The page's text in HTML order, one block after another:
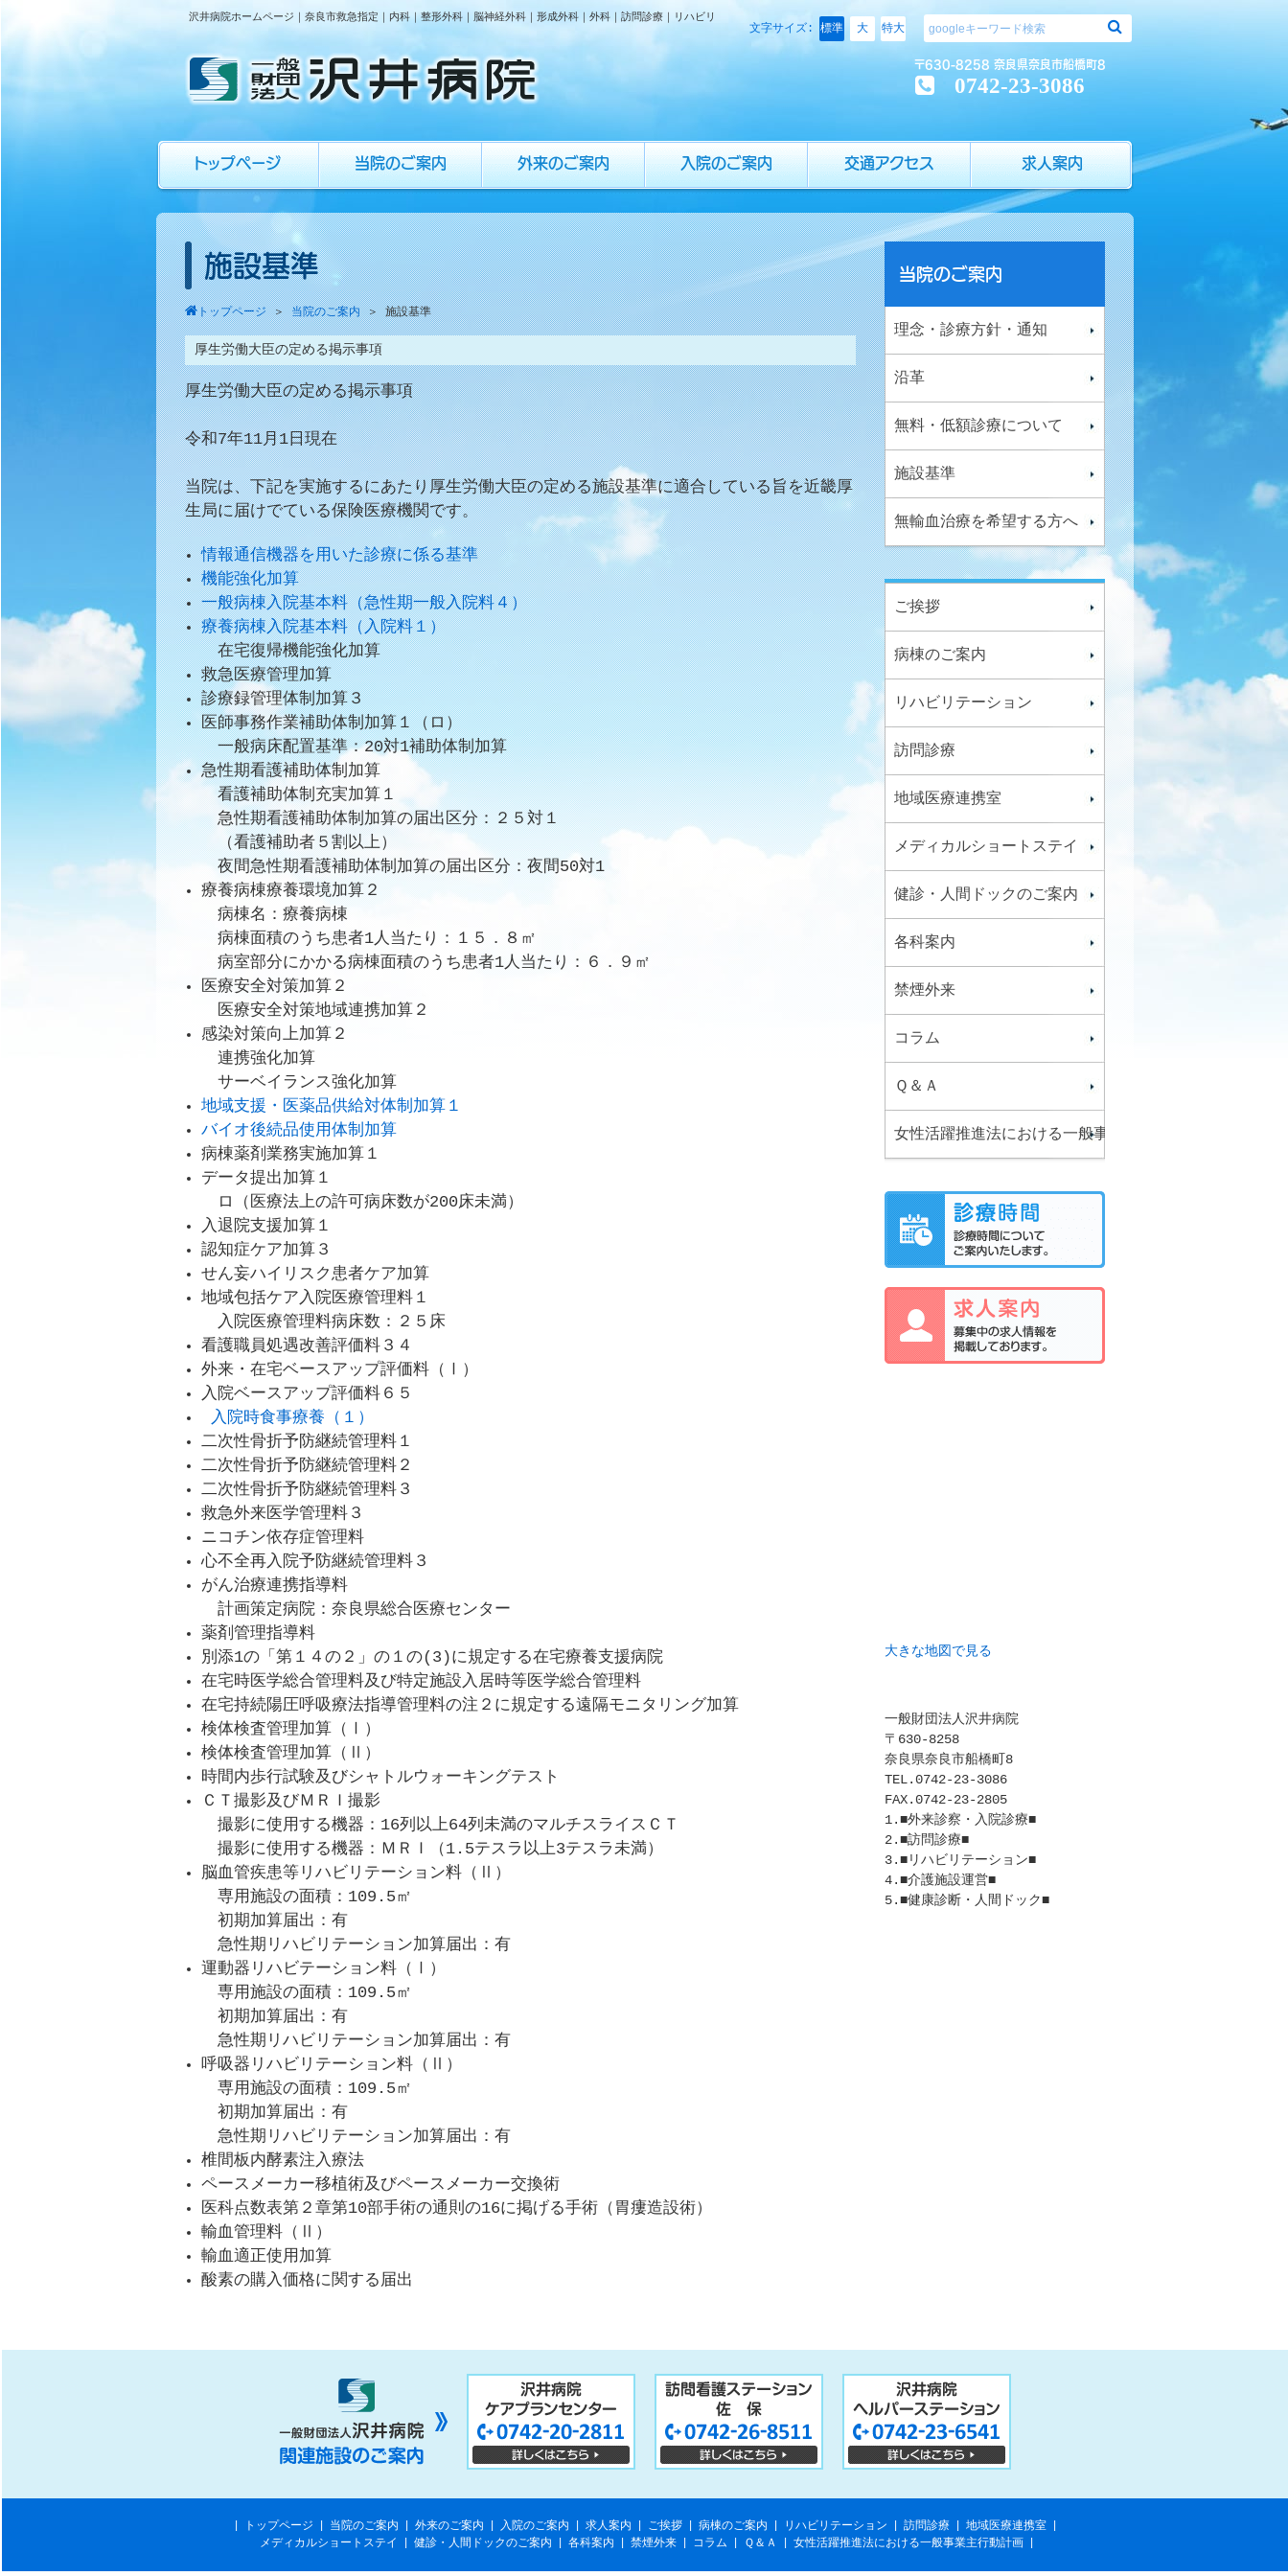
沢井病院ホームページ｜奈良市救急指定｜内科｜整形外科｜脳神経外科｜形成外科｜外科｜訪問診療｜リハビリ
〒630-8258 奈良県奈良市船橋町8
： 0742-23-3086
文字サイズ: 標準 大 特大
検索
トップページ 当院のご案内 外来のご案内 入院のご案内 交通アクセス 求人案内
施設基準
トップページ＞当院のご案内＞施設基準
厚生労働大臣の定める掲示事項
厚生労働大臣の定める掲示事項
令和7年11月1日現在
当院は、下記を実施するにあたり厚生労働大臣の定める施設基準に適合している旨を近畿厚
生局に届けでている保険医療機関です。
情報通信機器を用いた診療に係る基準
機能強化加算
一般病棟入院基本料（急性期一般入院料４）
療養病棟入院基本料（入院料１）
在宅復帰機能強化加算
救急医療管理加算
診療録管理体制加算３
医師事務作業補助体制加算１（ロ）
一般病床配置基準：20対1補助体制加算
急性期看護補助体制加算
看護補助体制充実加算１
急性期看護補助体制加算の届出区分：２５対１
（看護補助者５割以上）
夜間急性期看護補助体制加算の届出区分：夜間50対1
療養病棟療養環境加算２
病棟名：療養病棟
病棟面積のうち患者1人当たり：１５．８㎡
病室部分にかかる病棟面積のうち患者1人当たり：６．９㎡
医療安全対策加算２
医療安全対策地域連携加算２
感染対策向上加算２
連携強化加算
サーベイランス強化加算
地域支援・医薬品供給対体制加算１
バイオ後続品使用体制加算
病棟薬剤業務実施加算１
データ提出加算１
ロ（医療法上の許可病床数が200床未満）
入退院支援加算１
認知症ケア加算３
せん妄ハイリスク患者ケア加算
地域包括ケア入院医療管理料１
入院医療管理料病床数：２５床
看護職員処遇改善評価料３４
外来・在宅ベースアップ評価料（Ⅰ）
入院ベースアップ評価料６５
入院時食事療養（１）
二次性骨折予防継続管理料１
二次性骨折予防継続管理料２
二次性骨折予防継続管理料３
救急外来医学管理料３
ニコチン依存症管理料
心不全再入院予防継続管理料３
がん治療連携指導料
計画策定病院：奈良県総合医療センター
薬剤管理指導料
別添1の「第１４の２」の１の(3)に規定する在宅療養支援病院
在宅時医学総合管理料及び特定施設入居時等医学総合管理料
在宅持続陽圧呼吸療法指導管理料の注２に規定する遠隔モニタリング加算
検体検査管理加算（Ⅰ）
検体検査管理加算（Ⅱ）
時間内歩行試験及びシャトルウォーキングテスト
ＣＴ撮影及びＭＲＩ撮影
撮影に使用する機器：16列以上64列未満のマルチスライスＣＴ
撮影に使用する機器：ＭＲＩ（1.5テスラ以上3テスラ未満）
脳血管疾患等リハビリテーション料（Ⅱ）
専用施設の面積：109.5㎡
初期加算届出：有
急性期リハビリテーション加算届出：有
運動器リハビテーション料（Ⅰ）
専用施設の面積：109.5㎡
初期加算届出：有
急性期リハビリテーション加算届出：有
呼吸器リハビリテーション料（Ⅱ）
専用施設の面積：109.5㎡
初期加算届出：有
急性期リハビリテーション加算届出：有
椎間板内酵素注入療法
ペースメーカー移植術及びペースメーカー交換術
医科点数表第２章第10部手術の通則の16に掲げる手術（胃瘻造設術）
輸血管理料（Ⅱ）
輸血適正使用加算
酸素の購入価格に関する届出
当院のご案内
理念・診療方針・通知
沿革
無料・低額診療について
施設基準
無輸血治療を希望する方へ
ご挨拶
病棟のご案内
リハビリテーション
訪問診療
地域医療連携室
メディカルショートステイ
健診・人間ドックのご案内
各科案内
禁煙外来
コラム
Ｑ＆Ａ
女性活躍推進法における一般事業主行動計画
大きな地図で見る
一般財団法人沢井病院
〒630-8258
奈良県奈良市船橋町8
TEL.0742-23-3086
FAX.0742-23-2805
1.■外来診察・入院診療■
2.■訪問診療■
3.■リハビリテーション■
4.■介護施設運営■
5.■健康診断・人間ドック■
トップページ 当院のご案内 外来のご案内 入院のご案内 求人案内 ご挨拶 病棟のご案内 リハビリテーション 訪問診療 地域医療連携室
メディカルショートステイ
健診・人間ドックのご案内 各科案内 禁煙外来 コラム Ｑ＆Ａ 女性活躍推進法における一般事業主行動計画